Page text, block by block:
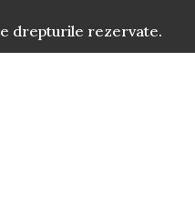
drepturile rezervate.